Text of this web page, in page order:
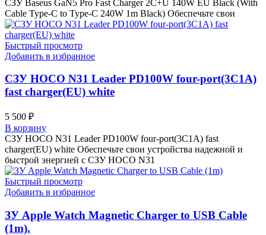
СЗУ Baseus GaN5 Pro Fast Charger 2C+U 140W EU Black (With
Cable Type-C to Type-C 240W 1m Black) Обеспечьте свои
Быстрый просмотр
Добавить в избранное
СЗУ HOCO N31 Leader PD100W four-port(3C1A)
fast charger(EU) white
5 500 ₽
В корзину
СЗУ HOCO N31 Leader PD100W four-port(3C1A) fast
charger(EU) white Обеспечьте свои устройства надежной и
быстрой энергией с СЗУ HOCO N31
Быстрый просмотр
Добавить в избранное
ЗУ Apple Watch Magnetic Charger to USB Cable
(1m).